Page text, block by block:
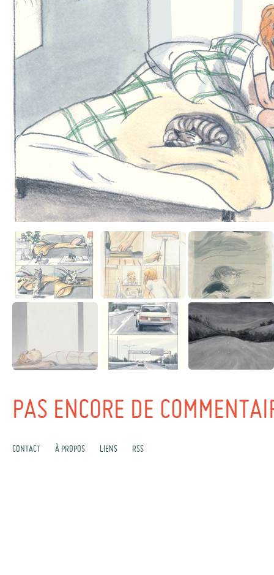
PAS ENCORE DE
CONTACT À PROPOS LIENS RSS